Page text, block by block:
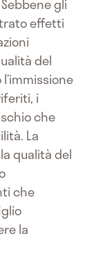
gli
effetti
del
i
che
La
qualità del
che
la